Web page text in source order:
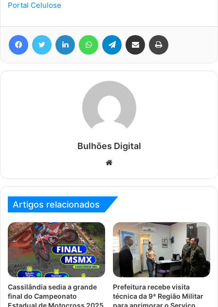
Portal Celulose
FacebookTwitter Linkedin WhatsAppTelegram Compartilhar via e-mail
Bulhões Digital
Website
Artigos relacionados
Cassilândia sedia a grande
final do Campeonato
Estadual de Motocross 2025
Prefeitura recebe visita
técnica da 9ª Região Militar
para aprimorar o Serviço